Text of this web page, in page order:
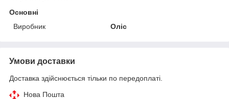
Основні
Виробник
Оліс
Умови доставки
Доставка здійснюється тільки по передоплаті.
Нова Пошта